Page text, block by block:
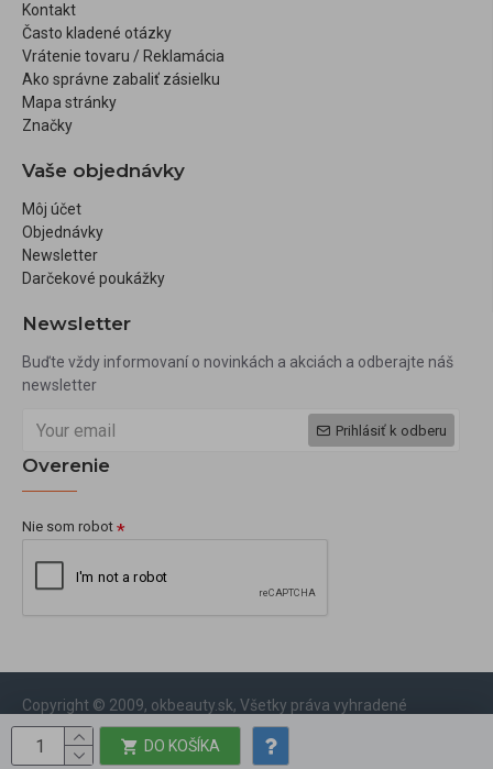
DO KOŠÍKA
Kontakt
Často kladené otázky
Vrátenie tovaru / Reklamácia
Ako správne zabaliť zásielku
Mapa stránky
Značky
Vaše objednávky
Môj účet
Objednávky
Newsletter
Darčekové poukážky
Newsletter
Buďte vždy informovaní o novinkách a akciách a odberajte náš
newsletter
Prihlásiť k odberu
Overenie
Nie som robot
Copyright © 2009, okbeauty.sk, Všetky práva vyhradené